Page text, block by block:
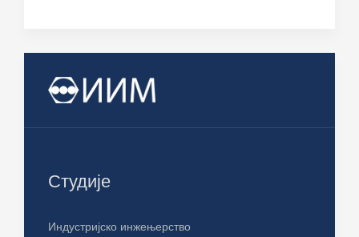
Студије
Индустријско инжењерство